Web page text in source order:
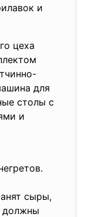
и
цеха
для
столы с
и
сыры,
должны